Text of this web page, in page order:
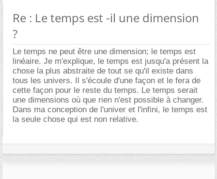
Re : Le temps est -il une dimension
?
Le temps ne peut être une dimension; le temps est
linéaire. Je m'explique, le temps est jusqu'a présent la
chose la plus abstraite de tout se qu'il existe dans
tous les univers. Il s'écoule d'une façon et le fera de
cette façon pour le reste du temps. Le temps serait
une dimensions où que rien n'est possible à changer.
Dans ma conception de l'univer et l'infini, le temps est
la seule chose qui est non relative.